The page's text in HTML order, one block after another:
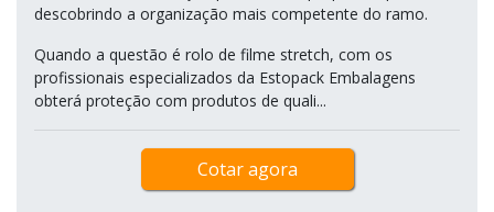
descobrindo a organização mais competente do ramo.
Quando a questão é rolo de filme stretch, com os
profissionais especializados da Estopack Embalagens
obterá proteção com produtos de quali...
Cotar agora